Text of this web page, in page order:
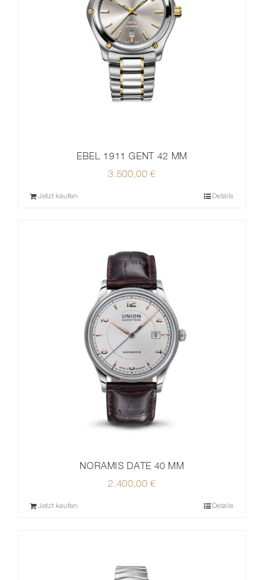
EBEL 1911 GENT 42 MM
3.500,00€
Jetzt kaufen Details
NORAMIS DATE 40 MM
2.400,00€
Jetzt kaufen Details